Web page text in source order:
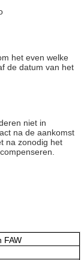
het even welke
de datum van het
niet in
na de aankomst
na zonodig het
FAW